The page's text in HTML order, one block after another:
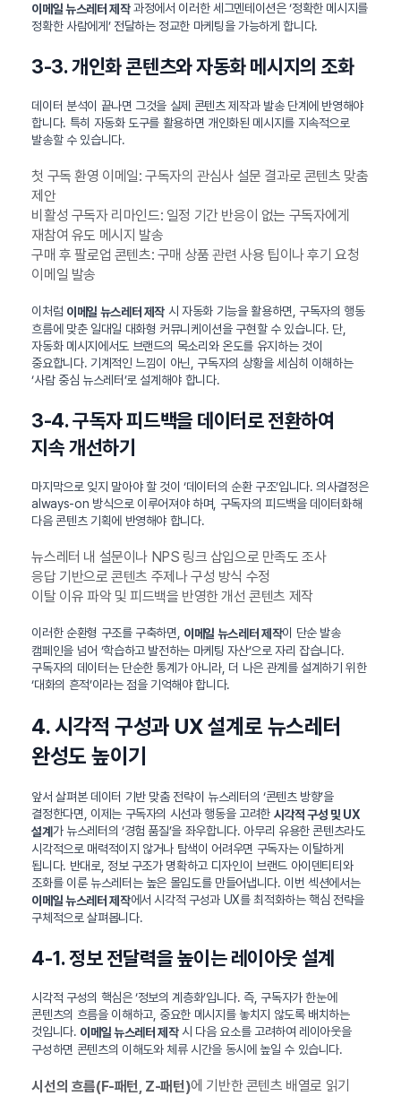
이메일 뉴스레터 제작과정에서 이러한 세그멘테이션은 ‘정확한 메시지를
정확한 사람에게’ 전달하는 정교한 마케팅을 가능하게 합니다.
3-3. 개인화 콘텐츠와 자동화 메시지의 조화
데이터 분석이 끝나면 그것을 실제 콘텐츠 제작과 발송 단계에 반영해야
합니다. 특히 자동화 도구를 활용하면 개인화된 메시지를 지속적으로
발송할 수 있습니다.
첫 구독 환영 이메일: 구독자의 관심사 설문 결과로 콘텐츠 맞춤
제안
비활성 구독자 리마인드: 일정 기간 반응이 없는 구독자에게
재참여 유도 메시지 발송
구매 후 팔로업 콘텐츠: 구매 상품 관련 사용 팁이나 후기 요청
이메일 발송
이처럼 이메일 뉴스레터 제작 시 자동화 기능을 활용하면, 구독자의 행동
흐름에 맞춘 일대일 대화형 커뮤니케이션을 구현할 수 있습니다. 단,
자동화 메시지에서도 브랜드의 목소리와 온도를 유지하는 것이
중요합니다. 기계적인 느낌이 아닌, 구독자의 상황을 세심히 이해하는
‘사람 중심 뉴스레터’로 설계해야 합니다.
3-4. 구독자 피드백을 데이터로 전환하여
지속 개선하기
마지막으로 잊지 말아야 할 것이 ‘데이터의 순환 구조’입니다. 의사결정은
always-on 방식으로 이루어져야 하며, 구독자의 피드백을 데이터화해
다음 콘텐츠 기획에 반영해야 합니다.
뉴스레터 내 설문이나 NPS 링크 삽입으로 만족도 조사
응답 기반으로 콘텐츠 주제나 구성 방식 수정
이탈 이유 파악 및 피드백을 반영한 개선 콘텐츠 제작
이러한 순환형 구조를 구축하면, 이메일 뉴스레터 제작이 단순 발송
캠페인을 넘어 ‘학습하고 발전하는 마케팅 자산’으로 자리 잡습니다.
구독자의 데이터는 단순한 통계가 아니라, 더 나은 관계를 설계하기 위한
‘대화의 흔적’이라는 점을 기억해야 합니다.
4. 시각적 구성과 UX 설계로 뉴스레터
완성도 높이기
앞서 살펴본 데이터 기반 맞춤 전략이 뉴스레터의 ‘콘텐츠 방향’을
결정한다면, 이제는 구독자의 시선과 행동을 고려한 시각적 구성 및 UX
설계 가 뉴스레터의 ‘경험 품질’을 좌우합니다. 아무리 유용한 콘텐츠라도
시각적으로 매력적이지 않거나 탐색이 어려우면 구독자는 이탈하게
됩니다. 반대로, 정보 구조가 명확하고 디자인이 브랜드 아이덴티티와
조화를 이룬 뉴스레터는 높은 몰입도를 만들어냅니다. 이번 섹션에서는
이메일 뉴스레터 제작에서 시각적 구성과 UX를 최적화하는 핵심 전략을
구체적으로 살펴봅니다.
4-1. 정보 전달력을 높이는 레이아웃 설계
시각적 구성의 핵심은 ‘정보의 계층화’입니다. 즉, 구독자가 한눈에
콘텐츠의 흐름을 이해하고, 중요한 메시지를 놓치지 않도록 배치하는
것입니다. 이메일 뉴스레터 제작시 다음 요소를 고려하여 레이아웃을
구성하면 콘텐츠의 이해도와 체류 시간을 동시에 높일 수 있습니다.
시선의 흐름(F-패턴, Z-패턴)에 기반한 콘텐츠 배열로 읽기